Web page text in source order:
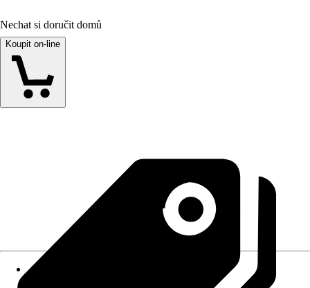
Nechat si doručit domů
Koupit on-line